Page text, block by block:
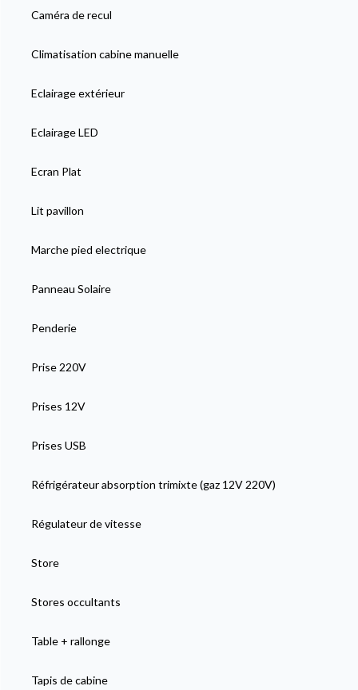
Caméra de recul
Climatisation cabine manuelle
Eclairage extérieur
Eclairage LED
Ecran Plat
Lit pavillon
Marche pied electrique
Panneau Solaire
Penderie
Prise 220V
Prises 12V
Prises USB
Réfrigérateur absorption trimixte (gaz 12V 220V)
Régulateur de vitesse
Store
Stores occultants
Table + rallonge
Tapis de cabine